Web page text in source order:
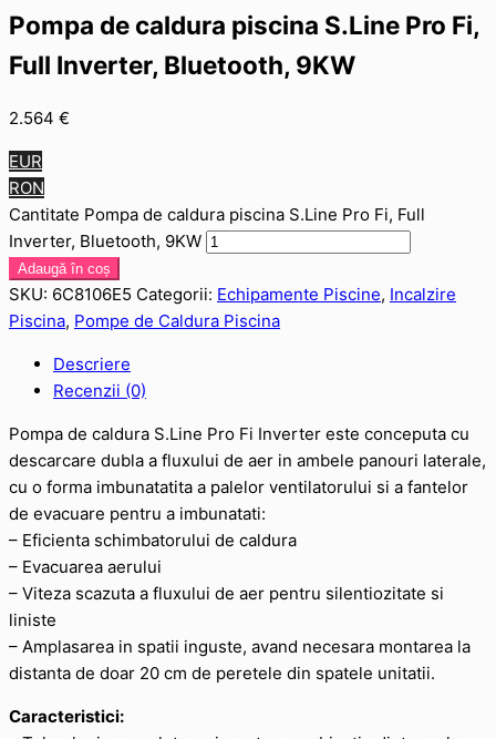
Pompa de caldura piscina S.Line Pro Fi,
Full Inverter, Bluetooth, 9KW
2.564 €
EUR
RON
Cantitate Pompa de caldura piscina S.Line Pro Fi, Full
Inverter, Bluetooth, 9KW
Adaugă în coș
SKU: 6C8106E5 Categorii: Echipamente Piscine, Incalzire
Piscina, Pompe de Caldura Piscina
Descriere
Recenzii (0)
Pompa de caldura S.Line Pro Fi Inverter este conceputa cu
descarcare dubla a fluxului de aer in ambele panouri laterale,
cu o forma imbunatatita a palelor ventilatorului si a fantelor
de evacuare pentru a imbunatati:
– Eficienta schimbatorului de caldura
– Evacuarea aerului
– Viteza scazuta a fluxului de aer pentru silentiozitate si
liniste
– Amplasarea in spatii inguste, avand necesara montarea la
distanta de doar 20 cm de peretele din spatele unitatii.
Caracteristici: